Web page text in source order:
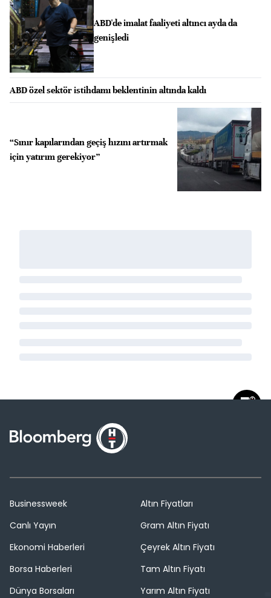
ABD'de imalat faaliyeti altıncı ayda da
genişledi
ABD özel sektör istihdamı beklentinin altında kaldı
“Sınır kapılarından geçiş hızını artırmak
için yatırım gerekiyor”
Businessweek
Canlı Yayın
Ekonomi Haberleri
Borsa Haberleri
Dünya Borsaları
Altın Fiyatları
Gram Altın Fiyatı
Çeyrek Altın Fiyatı
Tam Altın Fiyatı
Yarım Altın Fiyatı